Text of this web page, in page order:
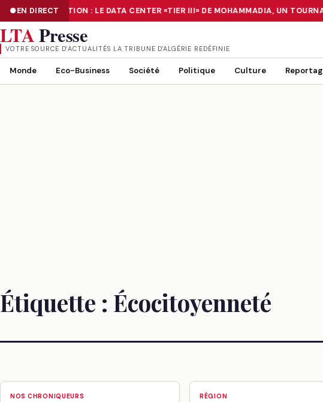
EN DIRECT
NUMÉRISATION : LE DATA CENTER «TIER III» DE MOHAMMADIA, UN
NUMÉRISATION : LE DATA CENTER «TIER III» DE MOHAMMADIA, UN TOURNANT
LTAPresse
VOTRE SOURCE D’ACTUALITÉS LA TRIBUNE D'ALGÉRIE REDÉFINIE
Monde Eco-Business Société Politique Culture
Étiquette : Écocitoyenneté
NOS CHRONIQUEURS RÉGION